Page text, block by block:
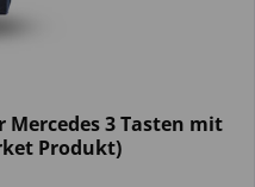
3 Tasten mit
Produkt)